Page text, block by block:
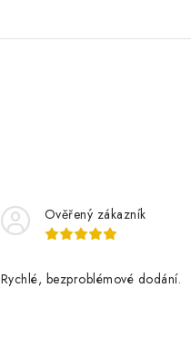
Ověřený zákazník
Rychlé, bezproblémové dodání.